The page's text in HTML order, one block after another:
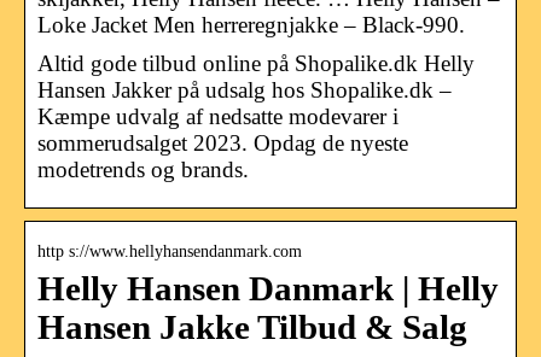
Loke Jacket Men herreregnjakke – Black-990.
Altid gode tilbud online på Shopalike.dk Helly
Hansen Jakker på udsalg hos Shopalike.dk –
Kæmpe udvalg af nedsatte modevarer i
sommerudsalget 2023. Opdag de nyeste
modetrends og brands.
http s://www.hellyhansendanmark.com
Helly Hansen Danmark | Helly
Hansen Jakke Tilbud & Salg